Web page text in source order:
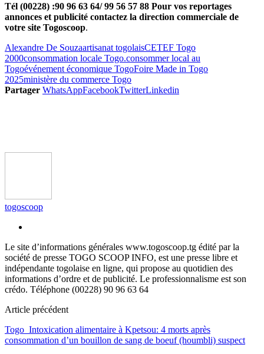
Tél (00228) :90 96 63 64/ 99 56 57 88 Pour vos reportages
annonces et publicité contactez la direction commerciale de
votre site Togoscoop.
Alexandre De Souzaartisanat togolaisCETEF Togo
2000consommation locale Togo.consommer local au
Togoévénement économique TogoFoire Made in Togo
2025ministère du commerce Togo
Partager WhatsAppFacebookTwitterLinkedin
togoscoop
Le site d’informations générales www.togoscoop.tg édité par la
société de presse TOGO SCOOP INFO, est une presse libre et
indépendante togolaise en ligne, qui propose au quotidien des
informations d’ordre et de publicité. Le professionnalisme est son
crédo. Téléphone (00228) 90 96 63 64
Article précédent
Togo_Intoxication alimentaire à Kpetsou: 4 morts après
consommation d’un bouillon de sang de boeuf (houmbli) suspect